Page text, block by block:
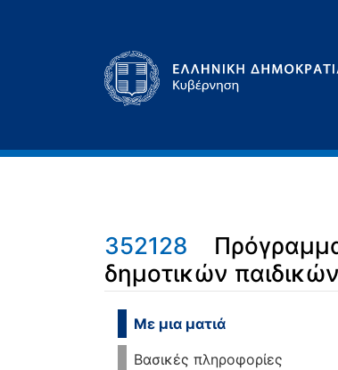
352128
δημοτικών
Μετάβαση σε: πλοήγηση
Με μια ματιά
Βασικές πληροφορίες